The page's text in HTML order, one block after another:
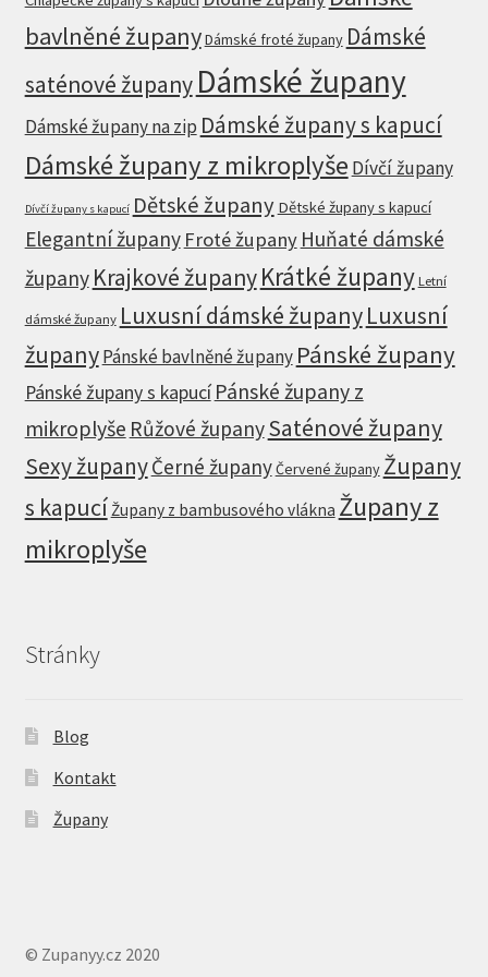
bavlněné županyDámské froté župany Dámské
saténové župany Dámské župany
Dámské župany na zip Dámské župany s kapucí
Dámské župany z mikroplyše Dívčí župany
Dívčí župany s kapucí Dětské župany Dětské župany s kapucí
Elegantní župany Froté župany Huňaté dámské
župany Krajkové županyKrátké župany Letní
dámské župany Luxusní dámské županyLuxusní
županyPánské bavlněné župany Pánské župany
Pánské župany s kapucí Pánské župany z
mikroplyše Růžové županySaténové župany
Sexy županyČerné županyČervené župany Župany
s kapucí Župany z bambusového vlákna Župany z
mikroplyše
Stránky
Blog
Kontakt
Župany
© Zupanyy.cz 2020